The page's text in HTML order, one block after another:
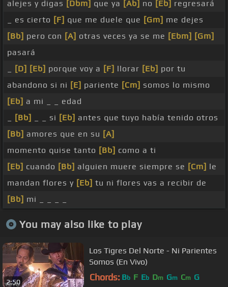
alejes y digas [Dbm] que ya [Ab] no [Eb] regresará
_ es cierto [F] que me duele que [Gm] me dejes
[Bb] pero con [A] otras veces ya se me [Ebm] [Gm]
pasará
[D] [Eb] porque voy a [F] llorar [Eb] por tu
abandono si ni [E] pariente [Cm] somos lo mismo
[Eb] a mi _ _ edad
[Bb] _ _ si [Eb] antes que tuyo había tenido otros
[Bb] amores que en su [A]
momento quise tanto [Bb] como a ti
[Eb] cuando [Bb] alguien muere siempre se [Cm] le
mandan flores y [Eb] tu ni flores vas a recibir de
[Bb] mi _ _ _ _
You may also like to play
2:50
Los Tigres Del Norte - Ni Parientes
Somos (En Vivo)
Chords: Bb F Eb Dm Gm Cm G